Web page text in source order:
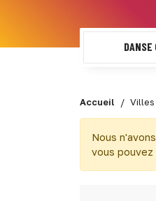
DANSE
Accueil Villes
Nous
vous